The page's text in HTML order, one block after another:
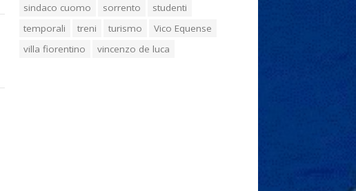
sindaco cuomo
sorrento
studenti
temporali
treni turismo
Vico Equense
villa fiorentino
vincenzo de luca